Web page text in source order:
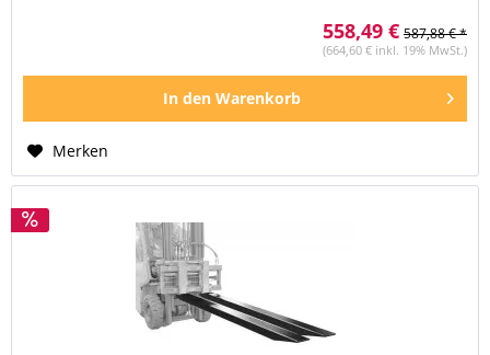
558,49 € 587,88 € *
(664,60 € inkl. 19% MwSt.)
In den Warenkorb
Merken